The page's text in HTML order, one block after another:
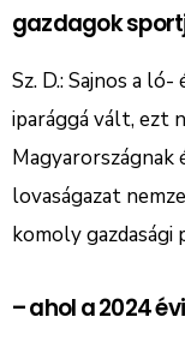
gazdagok
Sz. D.: Sajnos a
iparággá vált, ezt
Magyarországnak
lovaságazat
komoly gazdasági
– ahol a 2024